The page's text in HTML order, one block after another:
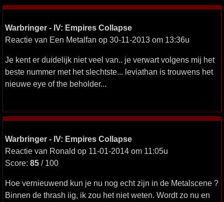
Warbringer - IV: Empires Collapse
Reactie van Een Metalfan op 30-11-2013 om 13:36u
Je kent er duidelijk niet veel van.. je verwart volgens mij het
beste nummer met het slechtste... leviathan is trouwens het
nieuwe eye of the beholder...
Warbringer - IV: Empires Collapse
Reactie van Ronald op 11-01-2014 om 11:05u
Score: 85 / 100
Hoe vernieuwend kun je nu nog echt zijn in de Metalscene ?
Binnen de thrash iig, ik zou het niet weten. Wordt zo nu en